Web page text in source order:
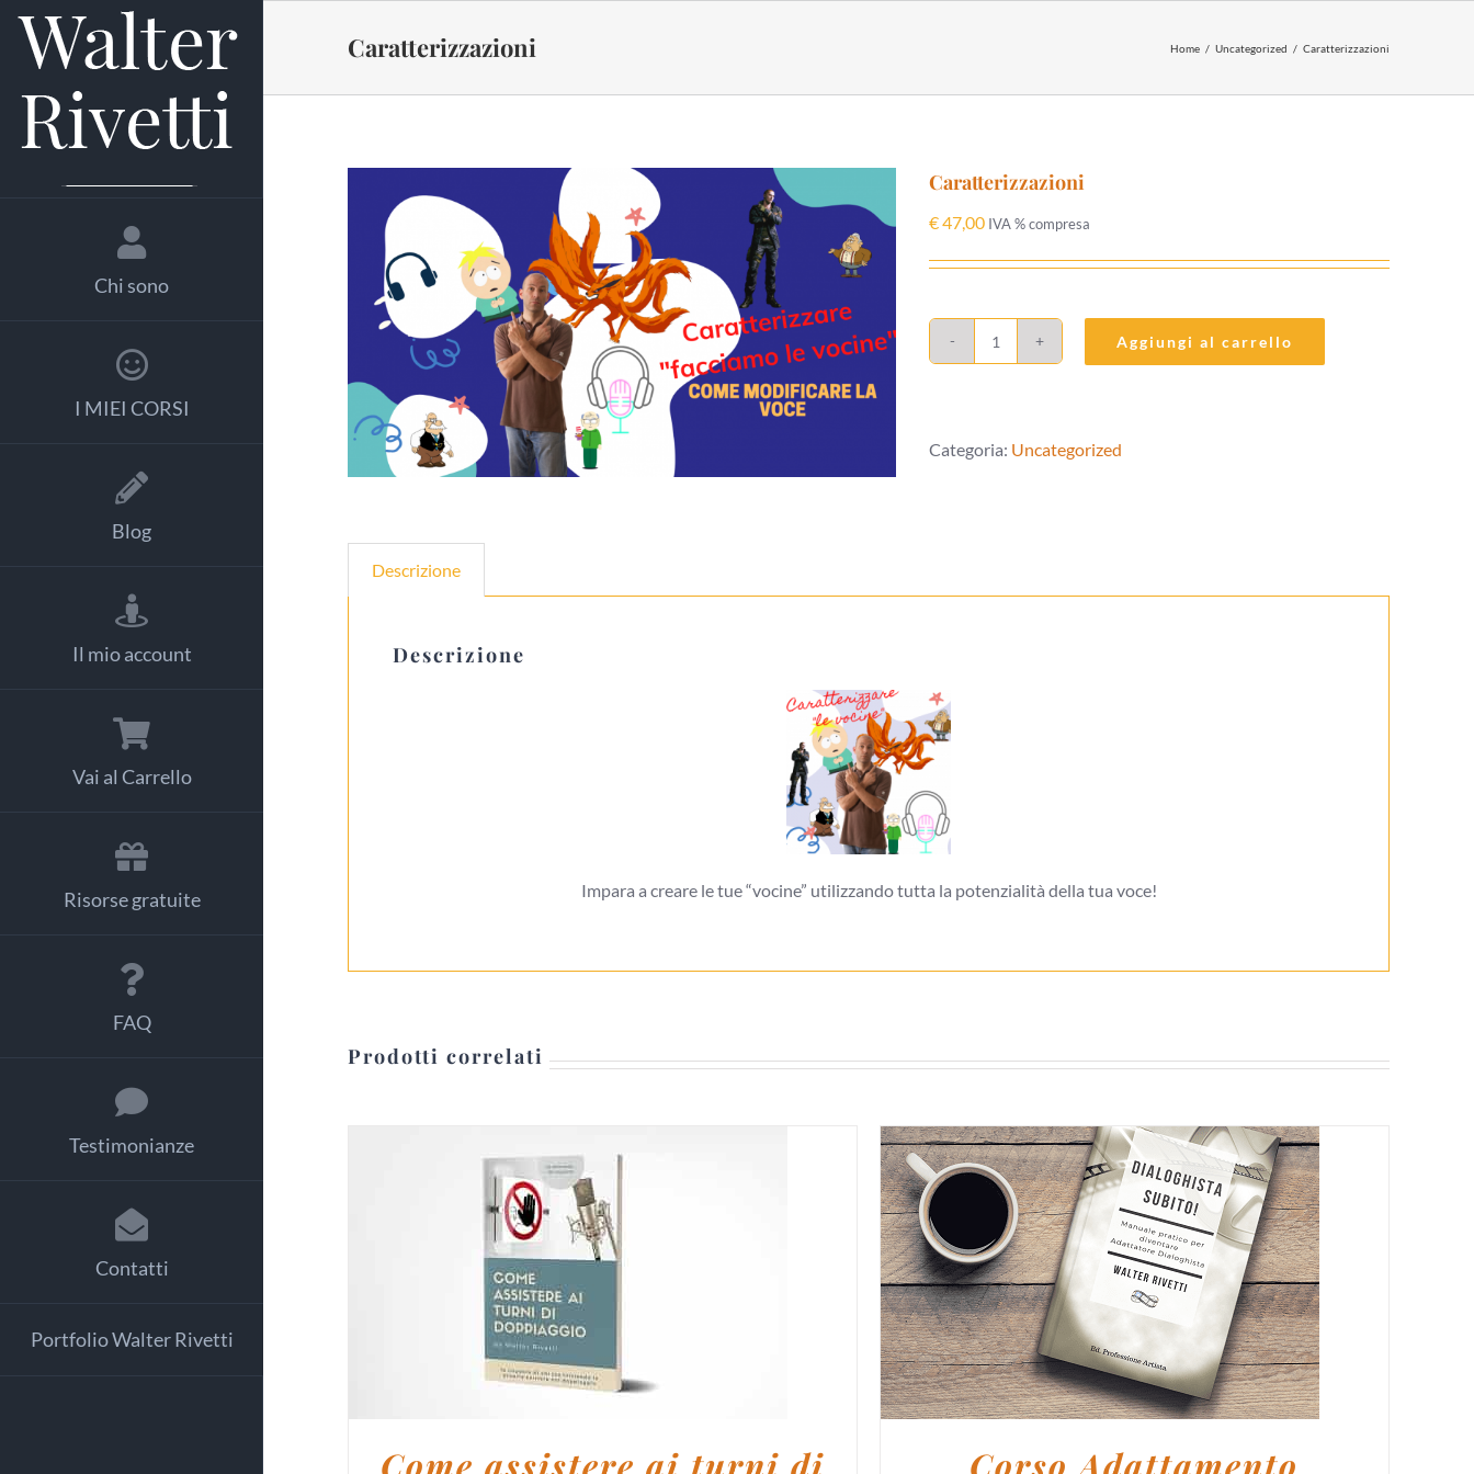
Salta
contenuto
Chi sono
I MIEI CORSI
Blog
Il mio account
Vai al Carrello
Risorse gratuite
FAQ
Testimonianze
Contatti
Portfolio Walter Rivetti
Caratterizzazioni Home Uncategorized Caratterizzazioni
Caratterizzazioni
€47,00 IVA % compresa
Caratterizzazioni
Aggiungi al carrello
Categoria: Uncategorized
Descrizione
Descrizione
Impara a creare le tue “vocine” utilizzando tutta la potenzialità della tua voce!
Prodotti correlati
AGGIUNGI AL CARRELLO AGGIUNGI AL CARRELLO / DETTAGLI